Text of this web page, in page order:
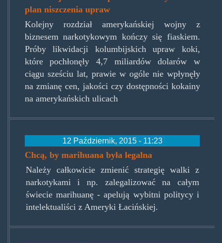
plan niszczenia upraw
Kolejny rozdział amerykańskiej wojny z
biznesem narkotykowym kończy się fiaskiem.
Próby likwidacji kolumbijskich upraw koki,
które pochłonęły 4,7 miliardów dolarów w
ciągu sześciu lat, prawie w ogóle nie wpłynęły
na zmianę cen, jakości czy dostępności kokainy
na amerykańskich ulicach
12 Październik, 2015 - 11:23
Chcą, by marihuana była legalna
Należy całkowicie zmienić strategię walki z
narkotykami i np. zalegalizować na całym
świecie marihuanę - apelują wybitni politycy i
intelektualiści z Ameryki Łacińskiej.